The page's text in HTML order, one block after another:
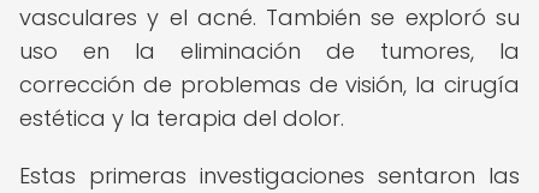
vasculares y el acné. También se exploró su
uso en la eliminación de tumores, la
corrección de problemas de visión, la cirugía
estética y la terapia del dolor.
Estas primeras investigaciones sentaron las